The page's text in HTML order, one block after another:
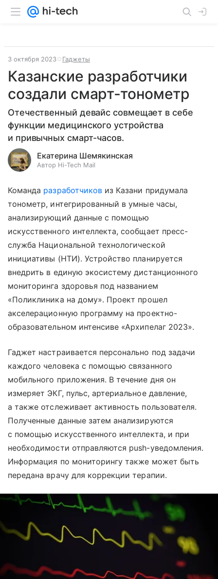
3 октября 2023 Гаджеты
Казанские разработчики
создали смарт-тонометр
Отечественный девайс совмещает в себе
функции медицинского устройства
и привычных смарт-часов.
Екатерина Шемякинская
Автор Hi-Tech Mail
Команда разработчиков из Казани придумала
тонометр, интегрированный в умные часы,
анализирующий данные с помощью
искусственного интеллекта, сообщает пресс-
служба Национальной технологической
инициативы (НТИ). Устройство планируется
внедрить в единую экосистему дистанционного
мониторинга здоровья под названием
«Поликлиника на дому». Проект прошел
акселерационную программу на проектно-
образовательном интенсиве «Архипелаг 2023».
Гаджет настраивается персонально под задачи
каждого человека с помощью связанного
мобильного приложения. В течение дня он
измеряет ЭКГ, пульс, артериальное давление,
а также отслеживает активность пользователя.
Полученные данные затем анализируются
с помощью искусственного интеллекта, и при
необходимости отправляются push-уведомления.
Информация по мониторингу также может быть
передана врачу для коррекции терапии.